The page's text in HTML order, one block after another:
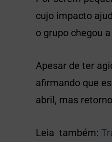
cujo impacto
o grupo chegou
Apesar de ter
afirmando que
abril, mas
Leia também: